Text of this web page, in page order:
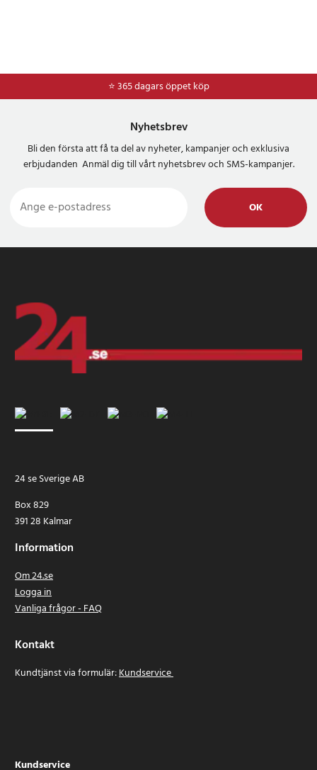
⭐ 365 dagars öppet köp
⭐Frakt 49kr *
Nyhetsbrev
Bli den första att få ta del av nyheter, kampanjer och exklusiva
erbjudanden Anmäl dig till vårt nyhetsbrev och SMS-kampanjer.
OK
24 se Sverige AB
Box 829
391 28 Kalmar
Information
Om 24.se
Logga in
Vanliga frågor - FAQ
Kontakt
Kundtjänst via formulär:Kundservice
Kundservice